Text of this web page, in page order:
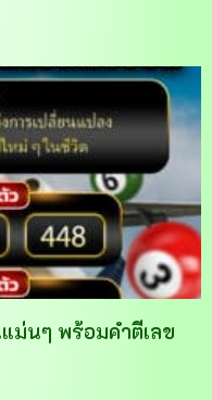
ม่นๆ พร้อมคำตีเลข